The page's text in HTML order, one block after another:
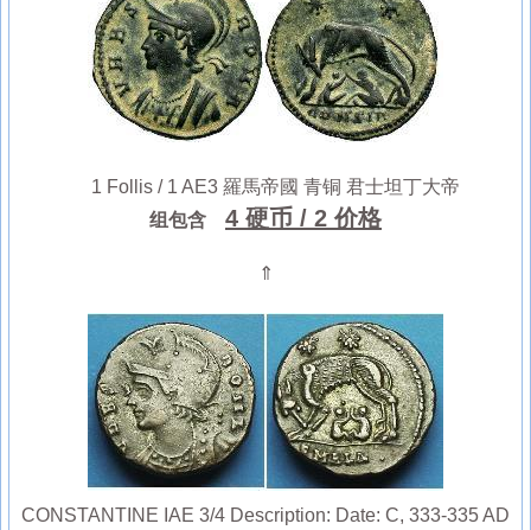
1 Follis / 1 AE3 羅馬帝國 青铜 君士坦丁大帝
组包含
4 硬币 / 2 价格
⇑
CONSTANTINE IAE 3/4 Description: Date: C, 333-335 AD